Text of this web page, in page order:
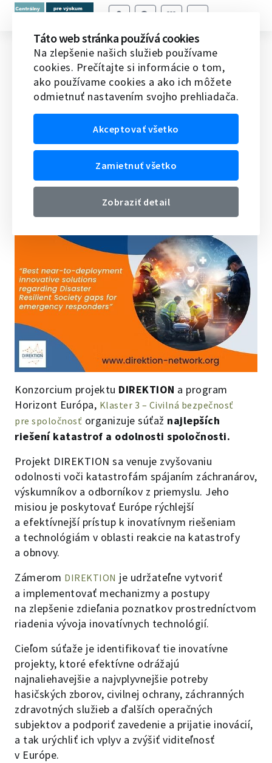
DIREKTON AWARD 2026
Domov Veda v EÚ
Novinky vedy a techniky v EÚ
DIREKTON AWARD 2026
Konzorcium projektu DIREKTION a program
Horizont Európa, Klaster 3 – Civilná bezpečnosť
pre spoločnosť organizuje súťaž najlepších
riešení katastrof a odolnosti spoločnosti.
Projekt DIREKTION sa venuje zvyšovaniu
odolnosti voči katastrofám spájaním záchranárov,
výskumníkov a odborníkov z priemyslu. Jeho
misiou je poskytovať Európe rýchlejší
a efektívnejší prístup k inovatívnym riešeniam
a technológiám v oblasti reakcie na katastrofy
a obnovy.
Zámerom DIREKTION je udržateľne vytvoriť
a implementovať mechanizmy a postupy
na zlepšenie zdieľania poznatkov prostredníctvom
riadenia vývoja inovatívnych technológií.
Cieľom súťaže je identifikovať tie inovatívne
projekty, ktoré efektívne odrážajú
najnaliehavejšie a najvplyvnejšie potreby
hasičských zborov, civilnej ochrany, záchranných
zdravotných služieb a ďalších operačných
subjektov a podporiť zavedenie a prijatie inovácií,
a tak urýchliť ich vplyv a zvýšiť viditeľnosť
v Európe.
Táto web stránka používá cookies
Na zlepšenie našich služieb používame
cookies. Prečítajte si informácie o tom,
ako používame cookies a ako ich môžete
odmietnuť nastavením svojho prehliadača.
Akceptovať všetko
Zamietnuť všetko
Zobraziť detail